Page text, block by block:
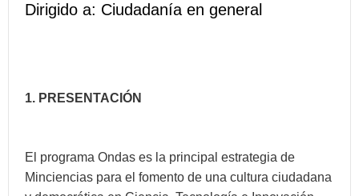
Dirigido a: Ciudadanía en general
1. PRESENTACIÓN
El programa Ondas es la principal estrategia de
Minciencias para el fomento de una cultura ciudadana